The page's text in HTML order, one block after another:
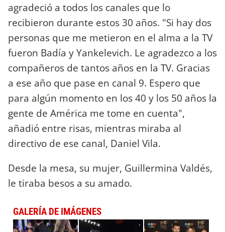
agradeció a todos los canales que lo
recibieron durante estos 30 años. "Si hay dos
personas que me metieron en el alma a la TV
fueron Badía y Yankelevich. Le agradezco a los
compañeros de tantos años en la TV. Gracias
a ese año que pase en canal 9. Espero que
para algún momento en los 40 y los 50 años la
gente de América me tome en cuenta",
añadió entre risas, mientras miraba al
directivo de ese canal, Daniel Vila.
Desde la mesa, su mujer, Guillermina Valdés,
le tiraba besos a su amado.
GALERÍA DE IMÁGENES